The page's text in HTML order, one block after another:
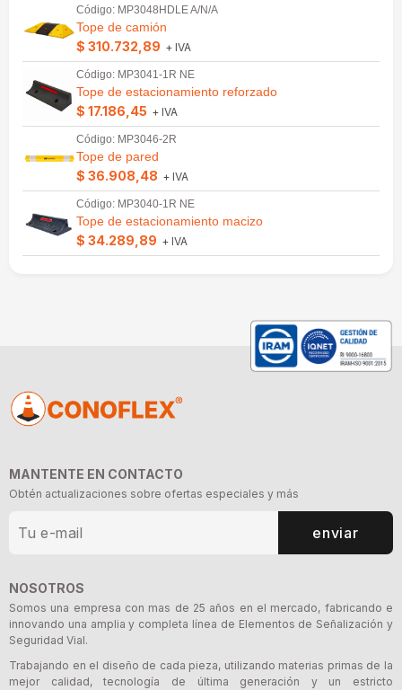
Código: MP3048HDLE A/N/A
Tope de camión
$ 310.732,89 + IVA
Código: MP3041-1R NE
Tope de estacionamiento reforzado
$ 17.186,45 + IVA
Código: MP3046-2R
Tope de pared
$ 36.908,48 + IVA
Código: MP3040-1R NE
Tope de estacionamiento macizo
$ 34.289,89 + IVA
MANTENTE EN CONTACTO
Obtén actualizaciones sobre ofertas especiales y más
enviar
NOSOTROS
Somos una empresa con mas de 25 años en el mercado, fabricando e
innovando una amplia y completa línea de Elementos de Señalización y
Seguridad Vial.
Trabajando en el diseño de cada pieza, utilizando materias primas de la
mejor calidad, tecnología de última generación y un estricto